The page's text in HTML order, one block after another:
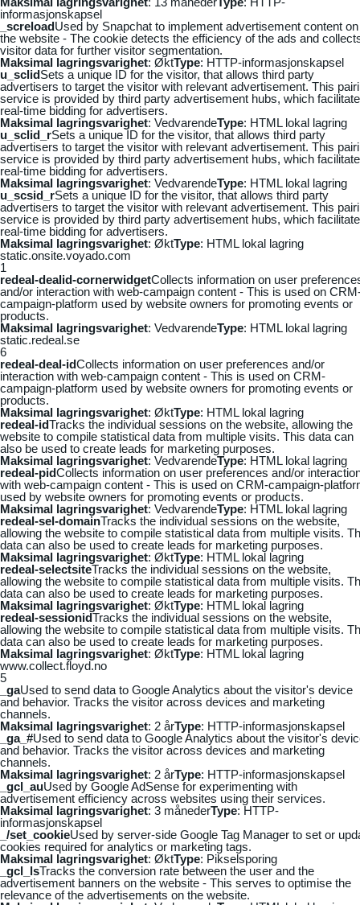
informasjonskapsel
_screloadUsed by Snapchat to implement advertisement content on
the website - The cookie detects the efficiency of the ads and
visitor data for further visitor segmentation.
Maksimal lagringsvarighet: ØktType: HTTP-informasjonskapsel
u_sclidSets a unique ID for the visitor, that allows third party
advertisers to target the visitor with relevant advertisement. This
service is provided by third party advertisement hubs, which
real-time bidding for advertisers.
Maksimal lagringsvarighet: VedvarendeType: HTML lokal lagring
u_sclid_rSets a unique ID for the visitor, that allows third party
advertisers to target the visitor with relevant advertisement. This
service is provided by third party advertisement hubs, which
real-time bidding for advertisers.
Maksimal lagringsvarighet: VedvarendeType: HTML lokal lagring
u_scsid_rSets a unique ID for the visitor, that allows third party
advertisers to target the visitor with relevant advertisement. This
service is provided by third party advertisement hubs, which
real-time bidding for advertisers.
Maksimal lagringsvarighet: ØktType: HTML lokal lagring
static.onsite.voyado.com
1
redeal-dealid-cornerwidgetCollects information on user
and/or interaction with web-campaign content - This is used on
campaign-platform used by website owners for promoting events or
products.
Maksimal lagringsvarighet: VedvarendeType: HTML lokal lagring
static.redeal.se
6
redeal-deal-idCollects information on user preferences and/or
interaction with web-campaign content - This is used on CRM-
campaign-platform used by website owners for promoting events or
products.
Maksimal lagringsvarighet: ØktType: HTML lokal lagring
redeal-idTracks the individual sessions on the website, allowing the
website to compile statistical data from multiple visits. This data can
also be used to create leads for marketing purposes.
Maksimal lagringsvarighet: VedvarendeType: HTML lokal lagring
redeal-pidCollects information on user preferences and/or
with web-campaign content - This is used on CRM-campaign-
used by website owners for promoting events or products.
Maksimal lagringsvarighet: VedvarendeType: HTML lokal lagring
redeal-sel-domainTracks the individual sessions on the website,
allowing the website to compile statistical data from multiple visits.
data can also be used to create leads for marketing purposes.
Maksimal lagringsvarighet: ØktType: HTML lokal lagring
redeal-selectsiteTracks the individual sessions on the website,
allowing the website to compile statistical data from multiple visits.
data can also be used to create leads for marketing purposes.
Maksimal lagringsvarighet: ØktType: HTML lokal lagring
redeal-sessionidTracks the individual sessions on the website,
allowing the website to compile statistical data from multiple visits.
data can also be used to create leads for marketing purposes.
Maksimal lagringsvarighet: ØktType: HTML lokal lagring
www.collect.floyd.no
5
_gaUsed to send data to Google Analytics about the visitor's device
and behavior. Tracks the visitor across devices and marketing
channels.
Maksimal lagringsvarighet: 2 årType: HTTP-informasjonskapsel
_ga_#Used to send data to Google Analytics about the visitor's
and behavior. Tracks the visitor across devices and marketing
channels.
Maksimal lagringsvarighet: 2 årType: HTTP-informasjonskapsel
_gcl_auUsed by Google AdSense for experimenting with
advertisement efficiency across websites using their services.
Maksimal lagringsvarighet: 3 månederType: HTTP-
informasjonskapsel
_/set_cookieUsed by server-side Google Tag Manager to set or
cookies required for analytics or marketing tags.
Maksimal lagringsvarighet: ØktType: Pikselsporing
_gcl_lsTracks the conversion rate between the user and the
advertisement banners on the website - This serves to optimise the
relevance of the advertisements on the website.